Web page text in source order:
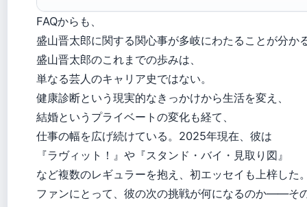
FAQからも、
盛山晋太郎に関する関心事が多岐にわたることが分か
盛山晋太郎のこれまでの歩みは、
単なる芸人のキャリア史ではない。
健康診断という現実的なきっかけから生活を変え、
結婚というプライベートの変化も経て、
仕事の幅を広げ続けている。2025年現在、彼は
『ラヴィット！』や『スタンド・バイ・見取り図』
など複数のレギュラーを抱え、初エッセイも上梓した
ファンにとって、彼の次の挑戦が何になるのか——そ